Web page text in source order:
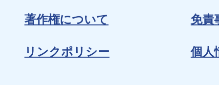
著作権について 免責
リンクポリシー 個人